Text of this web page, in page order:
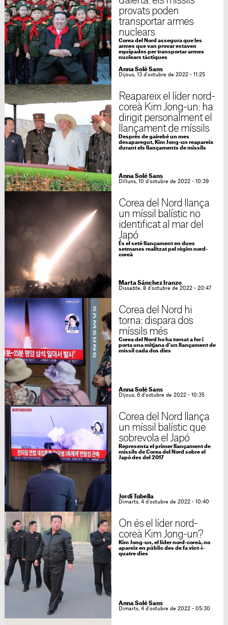
provats poden
transportar armes
nuclears
Corea del Nord assegura que les
armes que van provar estaven
equipades per transportar armes
nuclears tàctiques
Anna Solé Sans
Dijous, 13 d'octubre de 2022 - 11:25
Reapareix el líder nord-
coreà Kim Jong-un: ha
dirigit personalment el
llançament de míssils
Després de gairebé un mes
desaparegut, Kim Jong-un reapareix
durant els llançaments de míssils
Anna Solé Sans
Dilluns, 10 d'octubre de 2022 - 10:39
Corea del Nord llança
un míssil balístic no
identificat al mar del
Japó
És el setè llançament en dues
setmanes realitzat pel règim nord-
coreà
Marta Sánchez Iranzo
Dissabte, 8 d'octubre de 2022 - 20:47
Corea del Nord hi
torna: dispara dos
míssils més
Corea del Nord ho ha tornat a fer i
porta una mitjana d'un llançament de
míssil cada dos dies
Anna Solé Sans
Dijous, 6 d'octubre de 2022 - 10:35
Corea del Nord llança
un míssil balístic que
sobrevola el Japó
Representa el primer llançament de
míssils de Corea del Nord sobre el
Japó des del 2017
Jordi Tubella
Dimarts, 4 d'octubre de 2022 - 10:40
On és el líder nord-
coreà Kim Jong-un?
Kim Jong-un, el líder nord-coreà, no
apareix en públic des de fa vint-i-
quatre dies
Anna Solé Sans
Dimarts, 4 d'octubre de 2022 - 05:30